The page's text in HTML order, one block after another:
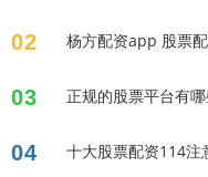
02 杨方配资app 股票
03 正规的股票平台有
04 十大股票配资114注